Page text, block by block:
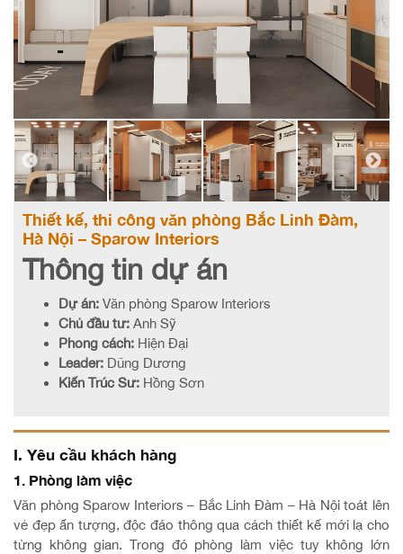
Thiết kế, thi công văn phòng Bắc Linh Đàm,
Hà Nội – Sparow Interiors
Thông tin dự án
Dự án: Văn phòng Sparow Interiors
Chủ đầu tư: Anh Sỹ
Phong cách: Hiện Đại
Leader: Dũng Dương
Kiến Trúc Sư: Hồng Sơn
I. Yêu cầu khách hàng
1. Phòng làm việc
Văn phòng Sparow Interiors – Bắc Linh Đàm – Hà Nội toát lên
vẻ đẹp ấn tượng, độc đáo thông qua cách thiết kế mới lạ cho
từng không gian. Trong đó phòng làm việc tuy không lớn